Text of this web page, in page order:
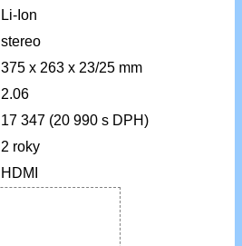
Li-Ion
stereo
375 x 263 x 23/25 mm
2.06
17 347 (20 990 s DPH)
2 roky
HDMI